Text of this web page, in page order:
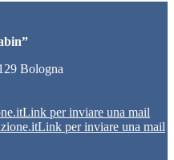
Bologna
Link per inviare una mail
Link per inviare una mail